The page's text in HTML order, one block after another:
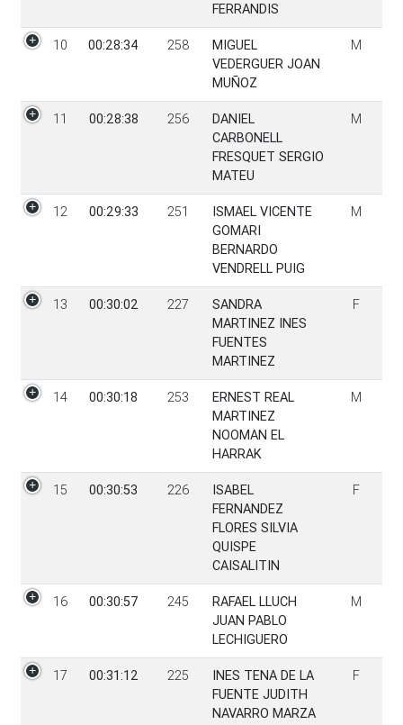
FERRANDIS
10 00:28:34 258
MIGUEL
VEDERGUER JOAN
MUÑOZ
M
11 00:28:38 256
DANIEL
CARBONELL
FRESQUET SERGIO
MATEU
M
12 00:29:33 251
ISMAEL VICENTE
GOMARI
BERNARDO
VENDRELL PUIG
M
13 00:30:02 227
SANDRA
MARTINEZ INES
FUENTES
MARTINEZ
F
14 00:30:18 253
ERNEST REAL
MARTINEZ
NOOMAN EL
HARRAK
M
15 00:30:53 226
ISABEL
FERNANDEZ
FLORES SILVIA
QUISPE
CAISALITIN
F
16 00:30:57 245
RAFAEL LLUCH
JUAN PABLO
LECHIGUERO
M
17 00:31:12 225
INES TENA DE LA
FUENTE JUDITH
NAVARRO MARZA
F